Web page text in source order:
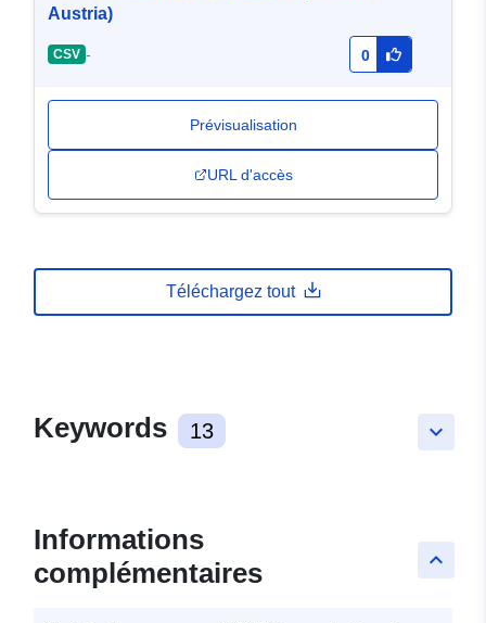
Austria)
CSV - 0
Prévisualisation
URL d'accès
Téléchargez tout
keyboard_arrow_down
Keywords 13
keyboard_arrow_up
Informations
complémentaires